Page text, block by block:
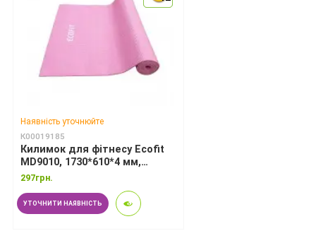
Наявність уточнюйте
К00019185
Килимок для фітнесу Ecofit
MD9010, 1730*610*4 мм,
рожевий
297грн.
УТОЧНИТИ НАЯВНІСТЬ